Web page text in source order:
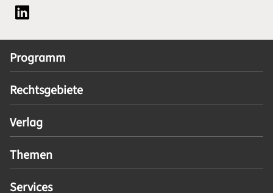
Social Media Plattform LinkedIn
Programm
Rechtsgebiete
Verlag
Themen
Services